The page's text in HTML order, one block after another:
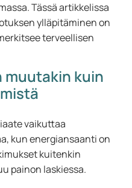
Tässä artikkelissa
ylläpitäminen on
terveellisen
muutakin kuin
vaikuttaa
kun energiansaanti on
kuitenkin
painon laskiessa.